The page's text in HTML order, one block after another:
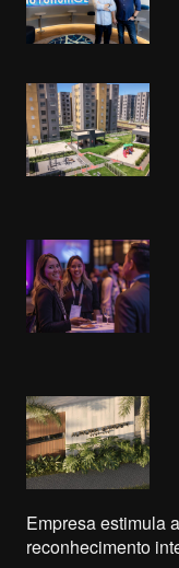
Empresa estimula
reconhecimento